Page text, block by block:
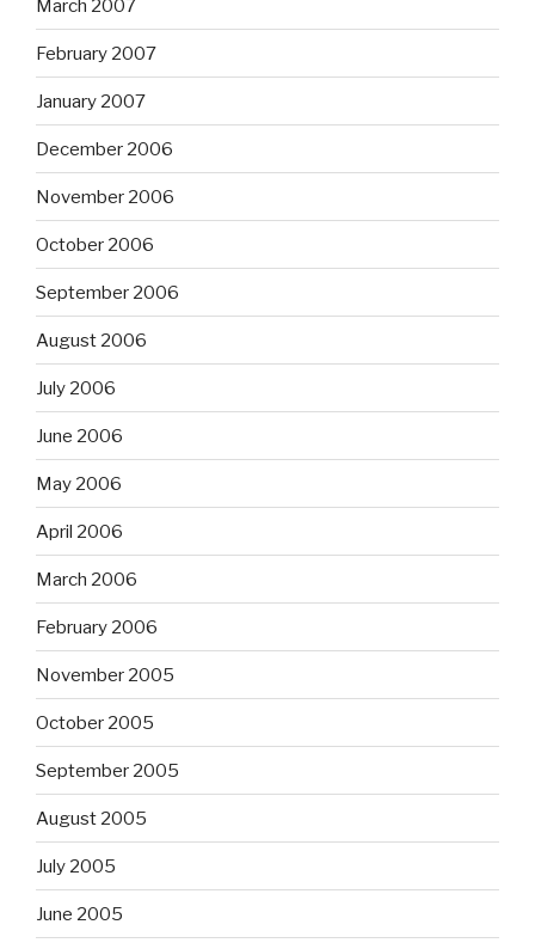
March 2007
February 2007
January 2007
December 2006
November 2006
October 2006
September 2006
August 2006
July 2006
June 2006
May 2006
April 2006
March 2006
February 2006
November 2005
October 2005
September 2005
August 2005
July 2005
June 2005